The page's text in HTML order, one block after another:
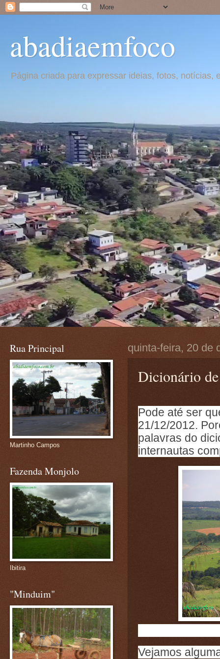
abadiaemfoco
Página criada para expressar ideias, fotos,
quinta-feira, 20 de
Dicionário
Pode até ser
21/12/2012.
palavras do
internautas
Vejamos
Rua Principal
Martinho Campos
Fazenda Monjolo
Ibitira
"Minduim"